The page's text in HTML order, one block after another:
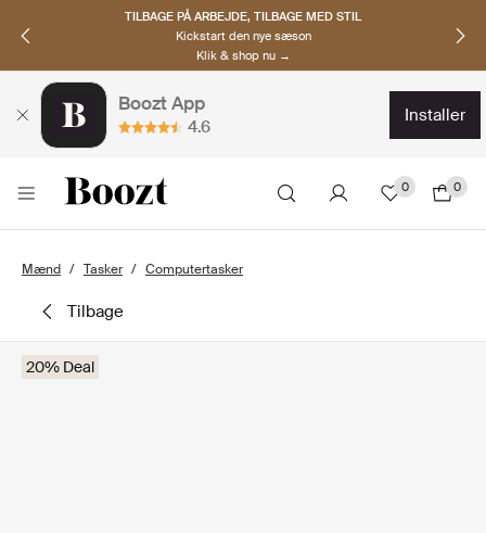
TILBAGE PÅ ARBEJDE, TILBAGE MED STIL
Kickstart den nye sæson
Klik & shop nu →
Boozt App
4.6
installer
0 0
Mænd Tasker Computertasker
tilbage
20% Deal